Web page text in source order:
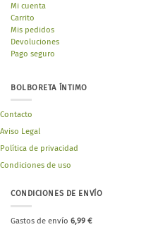
Mi cuenta
Carrito
Mis pedidos
Devoluciones
Pago seguro
BOLBORETA ÍNTIMO
Contacto
Aviso Legal
Política de privacidad
Condiciones de uso
CONDICIONES DE ENVÍO
Gastos de envío 6,99 €